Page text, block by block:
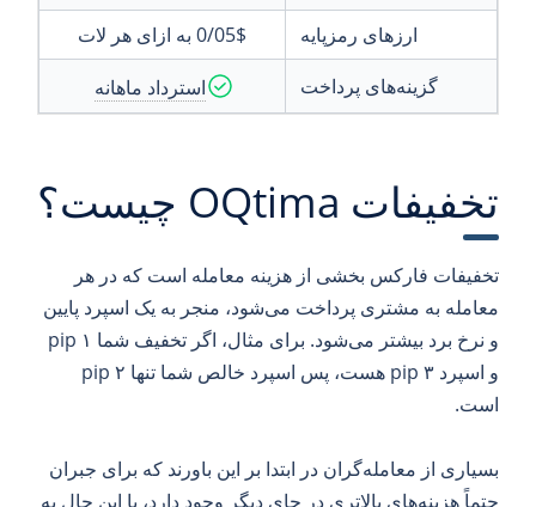
ارزهای رمزپایه
0/05$ به ازای هر لات
گزینه‌های پرداخت
استرداد ماهانه
تخفیفات OQtima چیست؟
تخفیفات فارکس بخشی از هزینه معامله است که در هر
معامله به مشتری پرداخت می‌شود، منجر به یک اسپرد پایین
و نرخ برد بیشتر می‌شود. برای مثال، اگر تخفیف شما ۱ pip
و اسپرد ۳ pip هست، پس اسپرد خالص شما تنها ۲ pip
است.
بسیاری از معامله‌گران در ابتدا بر این باورند که برای جبران
حتماً هزینه‌های بالاتری در جای دیگر وجود دارد، با این حال به